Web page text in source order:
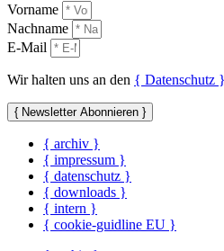
Vorname
Nachname
E-Mail
Wir halten uns an den { Datenschutz }
{ Newsletter Abonnieren }
{ archiv }
{ impressum }
{ datenschutz }
{ downloads }
{ intern }
{ cookie-guidline EU }